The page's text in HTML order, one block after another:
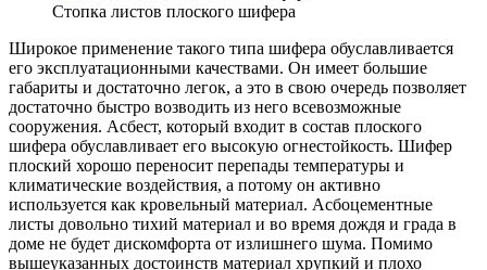
Стопка листов плоского шифера
Широкое применение такого типа шифера обуславливается
его эксплуатационными качествами. Он имеет большие
габариты и достаточно легок, а это в свою очередь позволяет
достаточно быстро возводить из него всевозможные
сооружения. Асбест, который входит в состав плоского
шифера обуславливает его высокую огнестойкость. Шифер
плоский хорошо переносит перепады температуры и
климатические воздействия, а потому он активно
используется как кровельный материал. Асбоцементные
листы довольно тихий материал и во время дождя и града в
доме не будет дискомфорта от излишнего шума. Помимо
вышеуказанных достоинств материал хрупкий и плохо